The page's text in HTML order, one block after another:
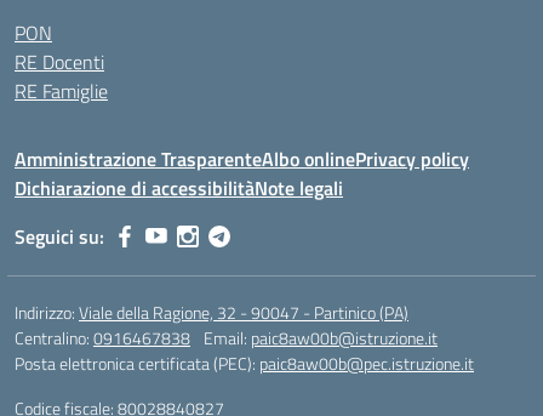
PON
RE Docenti
RE Famiglie
Amministrazione TrasparenteAlbo onlinePrivacy policy
Dichiarazione di accessibilitàNote legali
Seguici su:
Indirizzo:Viale della Ragione, 32 - 90047 - Partinico (PA)
Centralino:0916467838 Email: paic8aw00b@istruzione.it
Posta elettronica certificata (PEC): paic8aw00b@pec.istruzione.it
Codice fiscale: 80028840827